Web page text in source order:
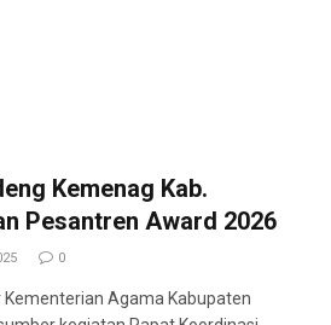
Kemenag Kab.
Pesantren Award 2026
0
Kementerian Agama Kabupaten